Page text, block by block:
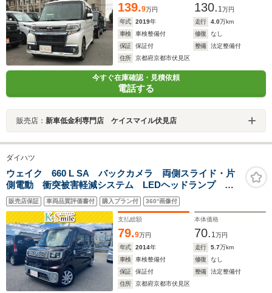
139.9万円 130. 1万円
年式
2019年 走行 4.0万km
車検
車検整備付 修復
なし
保証
保証付 整備
法定整備付
住所
京都府京都市伏見区
今すぐ在庫確認・見積依頼
電話する
販売店： 新車低金利専門店 ケイスマイル伏見店
ダイハツ
ウェイク 660 L SA バックカメラ 両側スライド・片
側電動 衝突被害軽減システム LEDヘッドランプ ス
マートキー アイドリングストップ 電動格納ミラー
ベンチシート CVT 盗難防止システム ABS CD
販売店保証 車両品質評価書付 購入プラン付 360°画像付
支払総額
79.9万円
本体価格
70. 1万円
年式
2014年 走行 5.7万km
車検
車検整備付 修復
なし
保証
保証付 整備
法定整備付
住所
京都府京都市伏見区